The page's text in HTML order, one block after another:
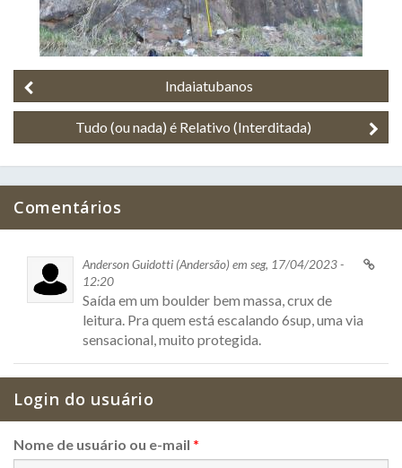
Indaiatubanos
Tudo (ou nada) é Relativo (Interditada)
Comentários
Anderson Guidotti (Andersão) em seg, 17/04/2023 -
12:20
Saída em um boulder bem massa, crux de
leitura. Pra quem está escalando 6sup, uma via
sensacional, muito protegida.
Login do usuário
Nome de usuário ou e-mail *